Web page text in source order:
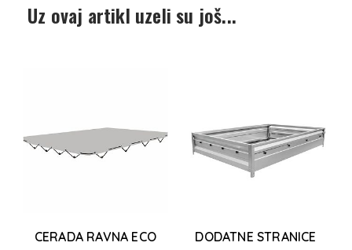
Uz ovaj artikl uzeli su još...
CERADA RAVNA ECO
DODATNE STRANICE